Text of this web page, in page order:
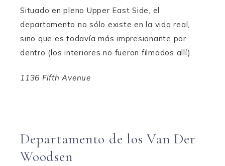
Situado en pleno Upper East Side, el
departamento no sólo existe en la vida real,
sino que es todavía más impresionante por
dentro (los interiores no fueron filmados allí).
1136 Fifth Avenue
Departamento de los Van Der
Woodsen